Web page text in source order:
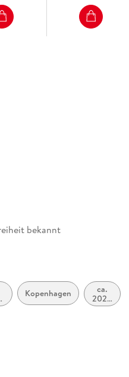
bekannt
Kopenhagen
ca.
2020
bis